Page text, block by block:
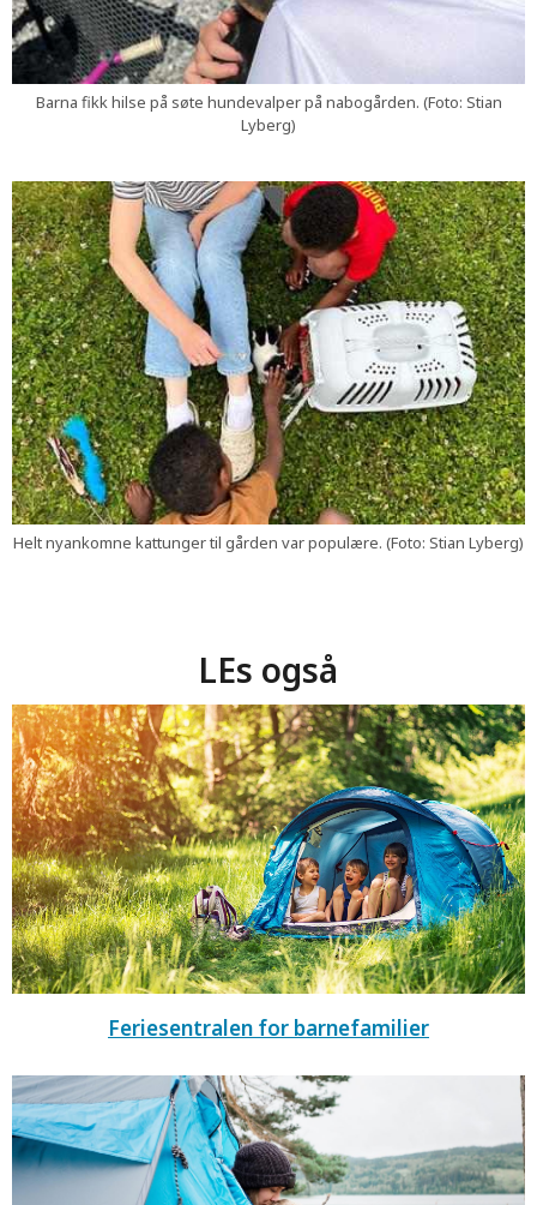
Barna fikk hilse på søte hundevalper på nabogården. (Foto: Stian
Lyberg)
Helt nyankomne kattunger til gården var populære. (Foto: Stian Lyberg)
LEs også
Feriesentralen for barnefamilier